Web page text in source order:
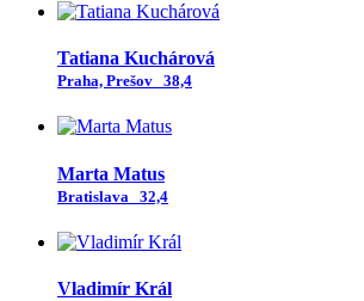
Tatiana Kuchárová
Praha, Prešov 38,4
Marta Matus
Bratislava 32,4
Vladimír Král